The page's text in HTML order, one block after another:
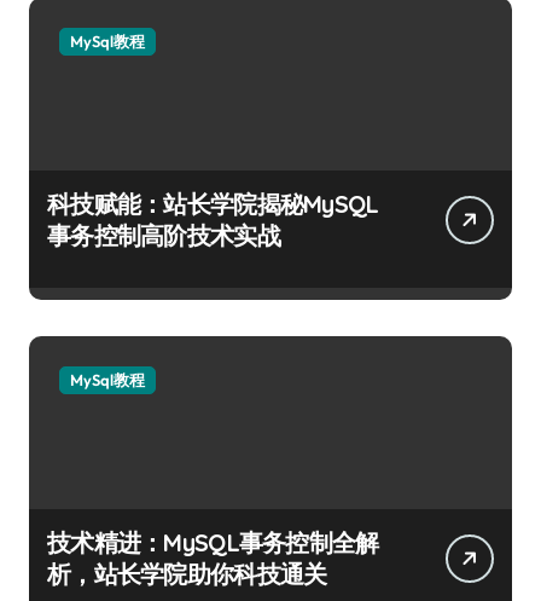
MySql教程
科技赋能：站长学院揭秘MySQL
事务控制高阶技术实战
MySql教程
技术精进：MySQL事务控制全解
析，站长学院助你科技通关